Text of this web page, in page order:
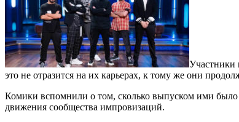
Участники
это не отразится на их карьерах, к тому же они
Комики вспомнили о том, сколько выпуском ими
движения сообщества импровизаций.